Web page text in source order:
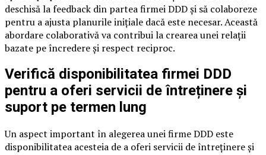
deschisă la feedback din partea firmei DDD și să colaboreze
pentru a ajusta planurile inițiale dacă este necesar. Această
abordare colaborativă va contribui la crearea unei relații
bazate pe încredere și respect reciproc.
Verifică disponibilitatea firmei DDD
pentru a oferi servicii de întreținere și
suport pe termen lung
Un aspect important în alegerea unei firme DDD este
disponibilitatea acesteia de a oferi servicii de întreținere și